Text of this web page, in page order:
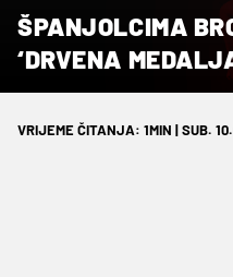
ŠPANJOLCIMA
‘DRVENA
VRIJEME ČITANJA: 1MIN | SUB.